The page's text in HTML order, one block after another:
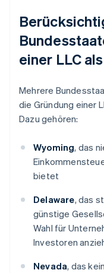
einer LLC
Mehrere
die Gründung einer
Dazu gehören:
Wyoming, das
bietet
Delaware, das
günstige
Wahl für
Investoren
Nevada, das